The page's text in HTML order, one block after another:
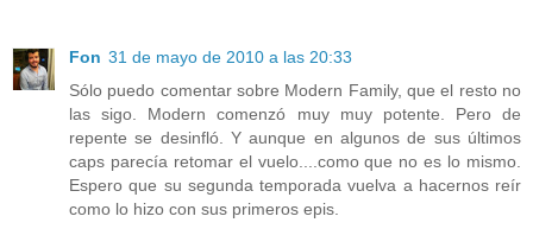
Fon 31 de mayo de 2010 a las 20:33
Sólo puedo comentar sobre Modern Family, que el resto no
las sigo. Modern comenzó muy muy potente. Pero de
repente se desinfló. Y aunque en algunos de sus últimos
caps parecía retomar el vuelo....como que no es lo mismo.
Espero que su segunda temporada vuelva a hacernos reír
como lo hizo con sus primeros epis.